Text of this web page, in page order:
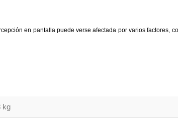
en pantalla puede verse afectada por varios factores,
kg